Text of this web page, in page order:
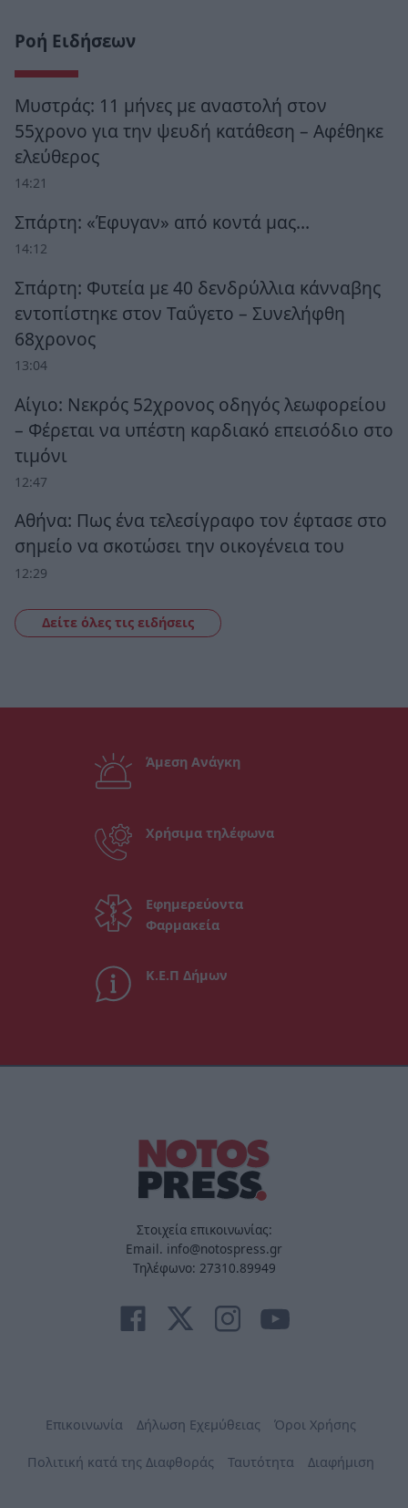
Ροή Ειδήσεων
Μυστράς: 11 μήνες με αναστολή στον
55χρονο για την ψευδή κατάθεση – Αφέθηκε
ελεύθερος
14:21
Σπάρτη: «Έφυγαν» από κοντά μας…
14:12
Σπάρτη: Φυτεία με 40 δενδρύλλια κάνναβης
εντοπίστηκε στον Ταΰγετο – Συνελήφθη
68χρονος
13:04
Αίγιο: Νεκρός 52χρονος οδηγός λεωφορείου
– Φέρεται να υπέστη καρδιακό επεισόδιο στο
τιμόνι
12:47
Αθήνα: Πως ένα τελεσίγραφο τον έφτασε στο
σημείο να σκοτώσει την οικογένεια του
12:29
Δείτε όλες τις ειδήσεις
Άμεση Ανάγκη
Χρήσιμα τηλέφωνα
Εφημερεύοντα
Φαρμακεία
Κ.Ε.Π Δήμων
Στοιχεία επικοινωνίας:
Email. info@notospress.gr
Τηλέφωνο: 27310.89949
Επικοινωνία Δήλωση Εχεμύθειας Όροι Χρήσης
Πολιτική κατά της Διαφθοράς Ταυτότητα Διαφήμιση